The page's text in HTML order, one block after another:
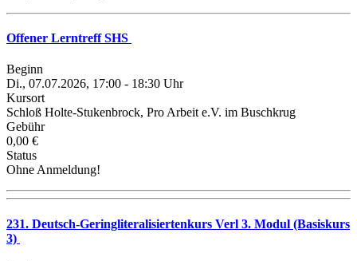
Offener Lerntreff SHS
Beginn
Di., 07.07.2026, 17:00 - 18:30 Uhr
Kursort
Schloß Holte-Stukenbrock, Pro Arbeit e.V. im Buschkrug
Gebühr
0,00 €
Status
Ohne Anmeldung!
231. Deutsch-Geringliteralisiertenkurs Verl 3. Modul (Basiskurs
3)